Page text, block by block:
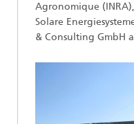
Agronomique
Solare
& Consulting GmbH